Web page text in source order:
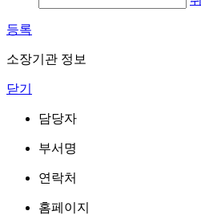
등록
소장기관 정보
닫기
담당자
부서명
연락처
홈페이지